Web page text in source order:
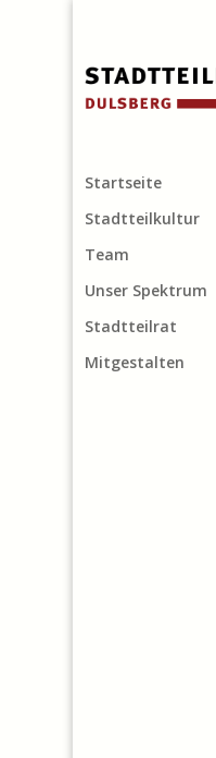
Startseite
Stadtteilkultur
Team
Unser Spektrum
Stadtteilrat
Mitgestalten